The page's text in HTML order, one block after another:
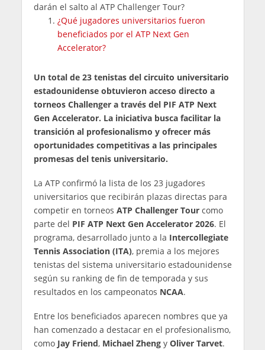
darán el salto al ATP Challenger Tour?
¿Qué jugadores universitarios fueron
beneficiados por el ATP Next Gen
Accelerator?
Un total de 23 tenistas del circuito universitario
estadounidense obtuvieron acceso directo a
torneos Challenger a través del PIF ATP Next
Gen Accelerator. La iniciativa busca facilitar la
transición al profesionalismo y ofrecer más
oportunidades competitivas a las principales
promesas del tenis universitario.
La ATP confirmó la lista de los 23 jugadores
universitarios que recibirán plazas directas para
competir en torneos ATP Challenger Tourcomo
parte del PIF ATP Next Gen Accelerator 2026. El
programa, desarrollado junto a la Intercollegiate
Tennis Association (ITA), premia a los mejores
tenistas del sistema universitario estadounidense
según su ranking de fin de temporada y sus
resultados en los campeonatos NCAA.
Entre los beneficiados aparecen nombres que ya
han comenzado a destacar en el profesionalismo,
como Jay Friend, Michael Zhengy Oliver Tarvet.